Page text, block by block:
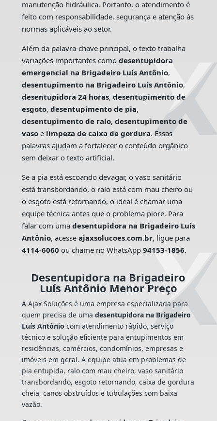
manutenção hidráulica. Portanto, o atendimento é
feito com responsabilidade, segurança e atenção às
normas aplicáveis ao setor.
Além da palavra-chave principal, o texto trabalha
variações importantes como desentupidora
emergencial na Brigadeiro Luís Antônio,
desentupimento na Brigadeiro Luís Antônio,
desentupidora 24 horas, desentupimento de
esgoto, desentupimento de pia,
desentupimento de ralo, desentupimento de
vasoe limpeza de caixa de gordura. Essas
palavras ajudam a fortalecer o conteúdo orgânico
sem deixar o texto artificial.
Se a pia está escoando devagar, o vaso sanitário
está transbordando, o ralo está com mau cheiro ou
o esgoto está retornando, o ideal é chamar uma
equipe técnica antes que o problema piore. Para
falar com uma desentupidora na Brigadeiro Luís
Antônio, acesse ajaxsolucoes.com.br, ligue para
4114-6060 ou chame no WhatsApp 94153-1856.
Desentupidora na Brigadeiro
Luís Antônio Menor Preço
A Ajax Soluções é uma empresa especializada para
quem precisa de uma desentupidora na Brigadeiro
Luís Antônio com atendimento rápido, serviço
técnico e solução eficiente para entupimentos em
residências, comércios, condomínios, empresas e
imóveis em geral. A equipe atua em problemas de
pia entupida, ralo com mau cheiro, vaso sanitário
transbordando, esgoto retornando, caixa de gordura
cheia, canos obstruídos e tubulações com baixa
vazão.